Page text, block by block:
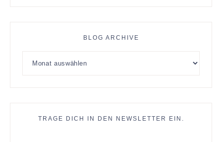
BLOG ARCHIVE
TRAGE DICH IN DEN NEWSLETTER EIN.